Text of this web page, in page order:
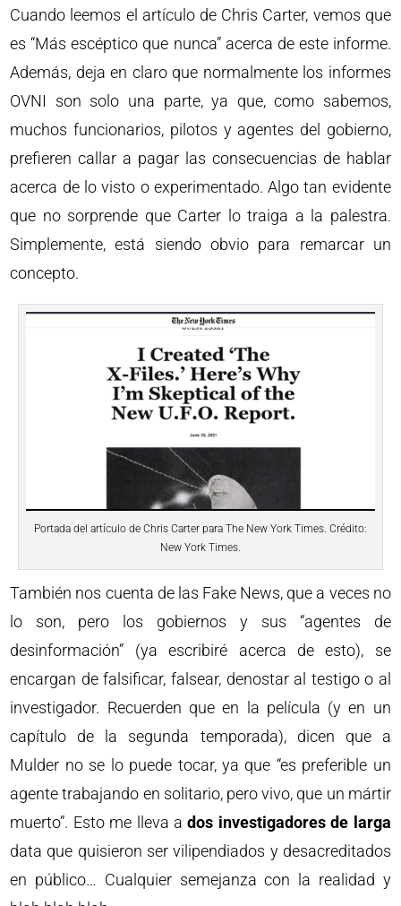
Cuando leemos el artículo de Chris Carter, vemos que
es “Más escéptico que nunca” acerca de este informe.
Además, deja en claro que normalmente los informes
OVNI son solo una parte, ya que, como sabemos,
muchos funcionarios, pilotos y agentes del gobierno,
prefieren callar a pagar las consecuencias de hablar
acerca de lo visto o experimentado. Algo tan evidente
que no sorprende que Carter lo traiga a la palestra.
Simplemente, está siendo obvio para remarcar un
concepto.
Portada del artículo de Chris Carter para The New York Times. Crédito:
New York Times.
También nos cuenta de las Fake News, que a veces no
lo son, pero los gobiernos y sus “agentes de
desinformación” (ya escribiré acerca de esto), se
encargan de falsificar, falsear, denostar al testigo o al
investigador. Recuerden que en la película (y en un
capítulo de la segunda temporada), dicen que a
Mulder no se lo puede tocar, ya que “es preferible un
agente trabajando en solitario, pero vivo, que un mártir
muerto”. Esto me lleva ados investigadores de larga
data que quisieron ser vilipendiados y desacreditados
en público… Cualquier semejanza con la realidad y